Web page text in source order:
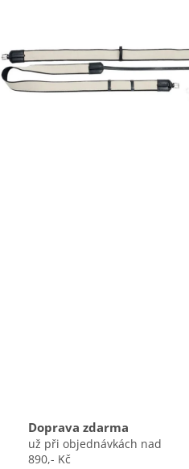
Doprava zdarma
už při objednávkách nad
890,- Kč